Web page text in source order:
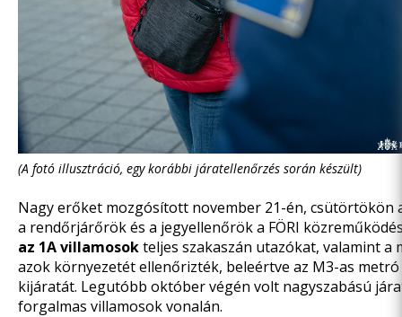
(A fotó illusztráció, egy korábbi járatellenőrzés során készült)
Nagy erőket mozgósított november 21-én, csütörtökön a
a rendőrjárőrök és a jegyellenőrök a FÖRI
az 1A villamosokteljes szakaszán utazókat, valamint a
azok környezetét ellenőrizték, beleértve az M3-as
kijáratát. Legutóbb október végén volt nagyszabású
forgalmas villamosok vonalán.